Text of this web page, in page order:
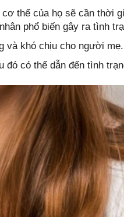
thể của họ sẽ cần thời
phổ biến gây ra tình
và khó chịu cho người mẹ.
đó có thể dẫn đến tình